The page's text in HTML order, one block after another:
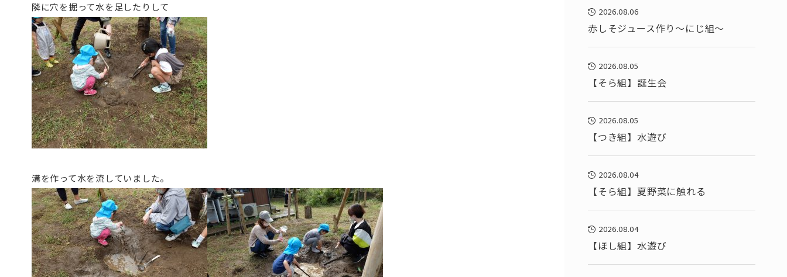
隣に穴を掘って水を足したりして
溝を作って水を流していました。
2026.08.06
赤しそジュース作り～にじ組～
2026.08.05
【そら組】誕生会
2026.08.05
【つき組】水遊び
2026.08.04
【そら組】夏野菜に触れる
2026.08.04
【ほし組】水遊び